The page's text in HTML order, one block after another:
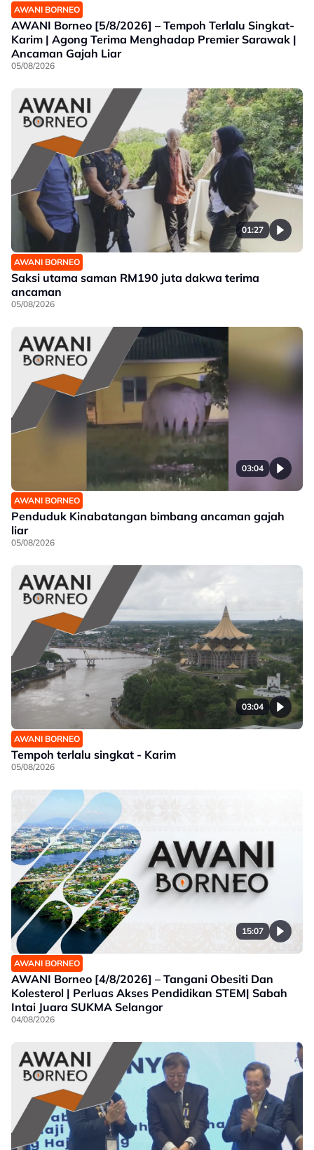
AWANI BORNEO
AWANI Borneo [5/8/2026] – Tempoh Terlalu Singkat-
Karim | Agong Terima Menghadap Premier Sarawak |
Ancaman Gajah Liar
05/08/2026
01:27
AWANI BORNEO
Saksi utama saman RM190 juta dakwa terima
ancaman
05/08/2026
03:04
AWANI BORNEO
Penduduk Kinabatangan bimbang ancaman gajah
liar
05/08/2026
03:04
AWANI BORNEO
Tempoh terlalu singkat - Karim
05/08/2026
15:07
AWANI BORNEO
AWANI Borneo [4/8/2026] – Tangani Obesiti Dan
Kolesterol | Perluas Akses Pendidikan STEM| Sabah
Intai Juara SUKMA Selangor
04/08/2026